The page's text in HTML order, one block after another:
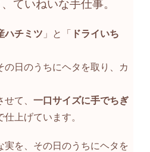
ていねいな手仕事。
ハチミツ 」と「
ドライいち
の日のうちにヘタを取り、カ
て、 一口サイズに手でちぎ
仕上げています。
実を、その日のうちにヘタを